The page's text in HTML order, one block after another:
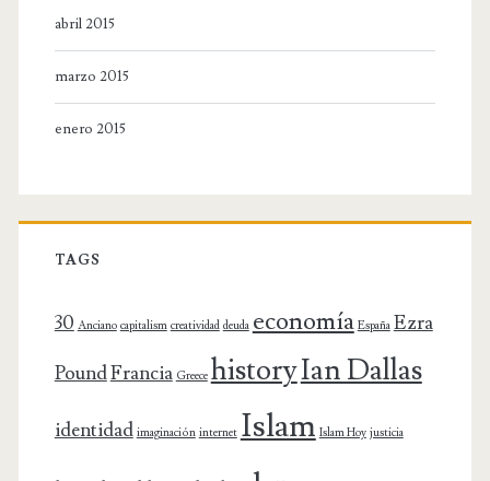
abril 2015
marzo 2015
enero 2015
TAGS
30 Anciano capitalism creatividad deuda economía España Ezra
PoundFrancia Greece historyIan Dallas
identidad imaginación internet Islam Islam Hoy justicia